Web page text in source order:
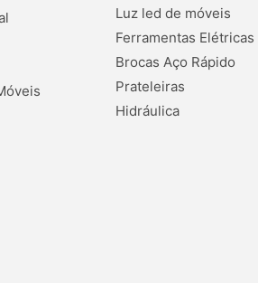
Luz led de móveis
Ferramentas Elétricas
Brocas Aço Rápido
Prateleiras
Hidráulica